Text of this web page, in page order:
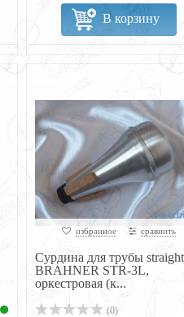
В корзину
избранное сравнить
Сурдина для трубы straight
BRAHNER STR-3L,
оркестровая (к...
(0)